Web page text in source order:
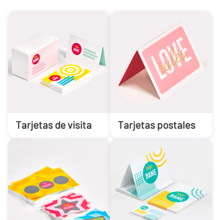
Tarjetas de visita Tarjetas postales